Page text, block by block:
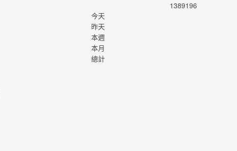
1389196
今天
昨天
本週
本月
總計